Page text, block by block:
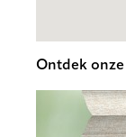
Ontdek